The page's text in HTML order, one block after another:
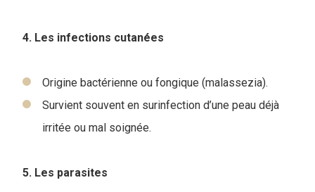
4. Les infections cutanées
Origine bactérienne ou fongique (malassezia).
Survient souvent en surinfection d’une peau déjà
irritée ou mal soignée.
5. Les parasites